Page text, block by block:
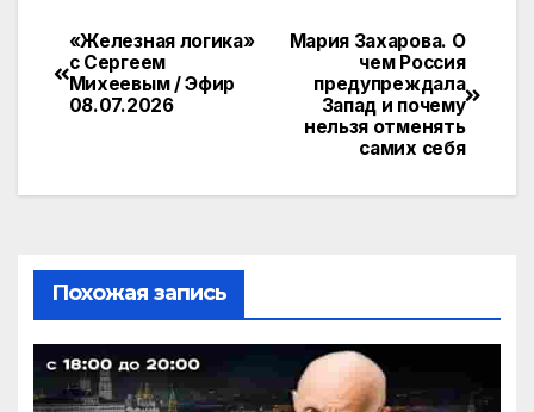
e
gr
a
n
o
s
ni
ki
itt
п
а
и
Навигация
по
Мария Захарова. О
чем Россия
предупреждала
Запад и почему
нельзя отменять
самих себя
«Железная логика»
с Сергеем
Михеевым / Эфир
08.07.2026
Похожая запись